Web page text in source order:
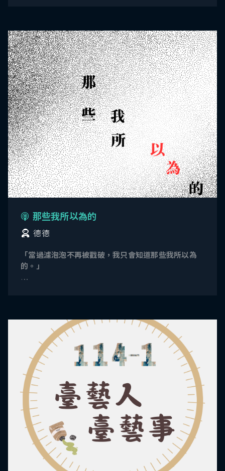
那些我所以為的
德德
「當過濾泡泡不再被戳破，我只會知道那些我所以為
的。」